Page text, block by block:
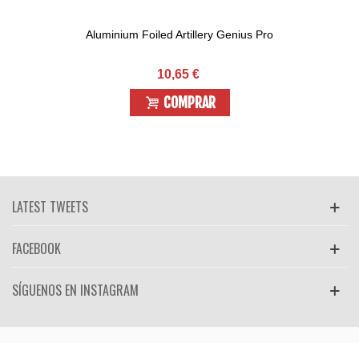
Aluminium Foiled Artillery Genius Pro
10,65 €
COMPRAR
LATEST TWEETS
FACEBOOK
SÍGUENOS EN INSTAGRAM